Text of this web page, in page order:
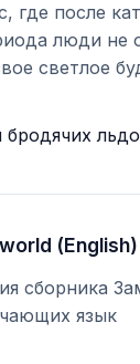
где после
люди не
светлое
(English)
сборника
язык